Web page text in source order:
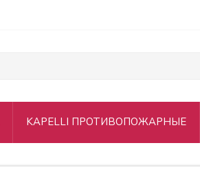
KAPELLI ПРОТИВОПОЖАРНЫЕ